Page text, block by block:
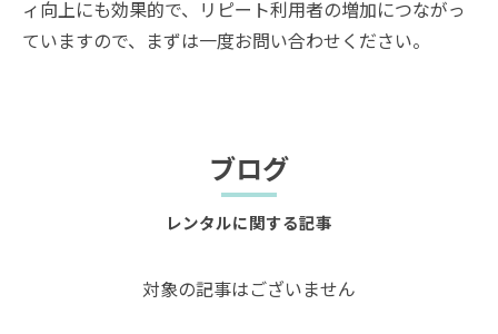
ィ向上にも効果的で、リピート利用者の増加につながっ
ていますので、まずは一度お問い合わせください。
ブログ
レンタルに関する記事
対象の記事はございません